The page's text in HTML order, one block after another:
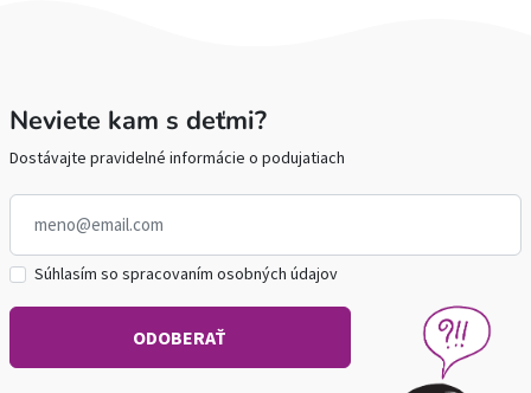
Neviete kam s deťmi?
Dostávajte pravidelné informácie o podujatiach
Súhlasím so spracovaním osobných údajov